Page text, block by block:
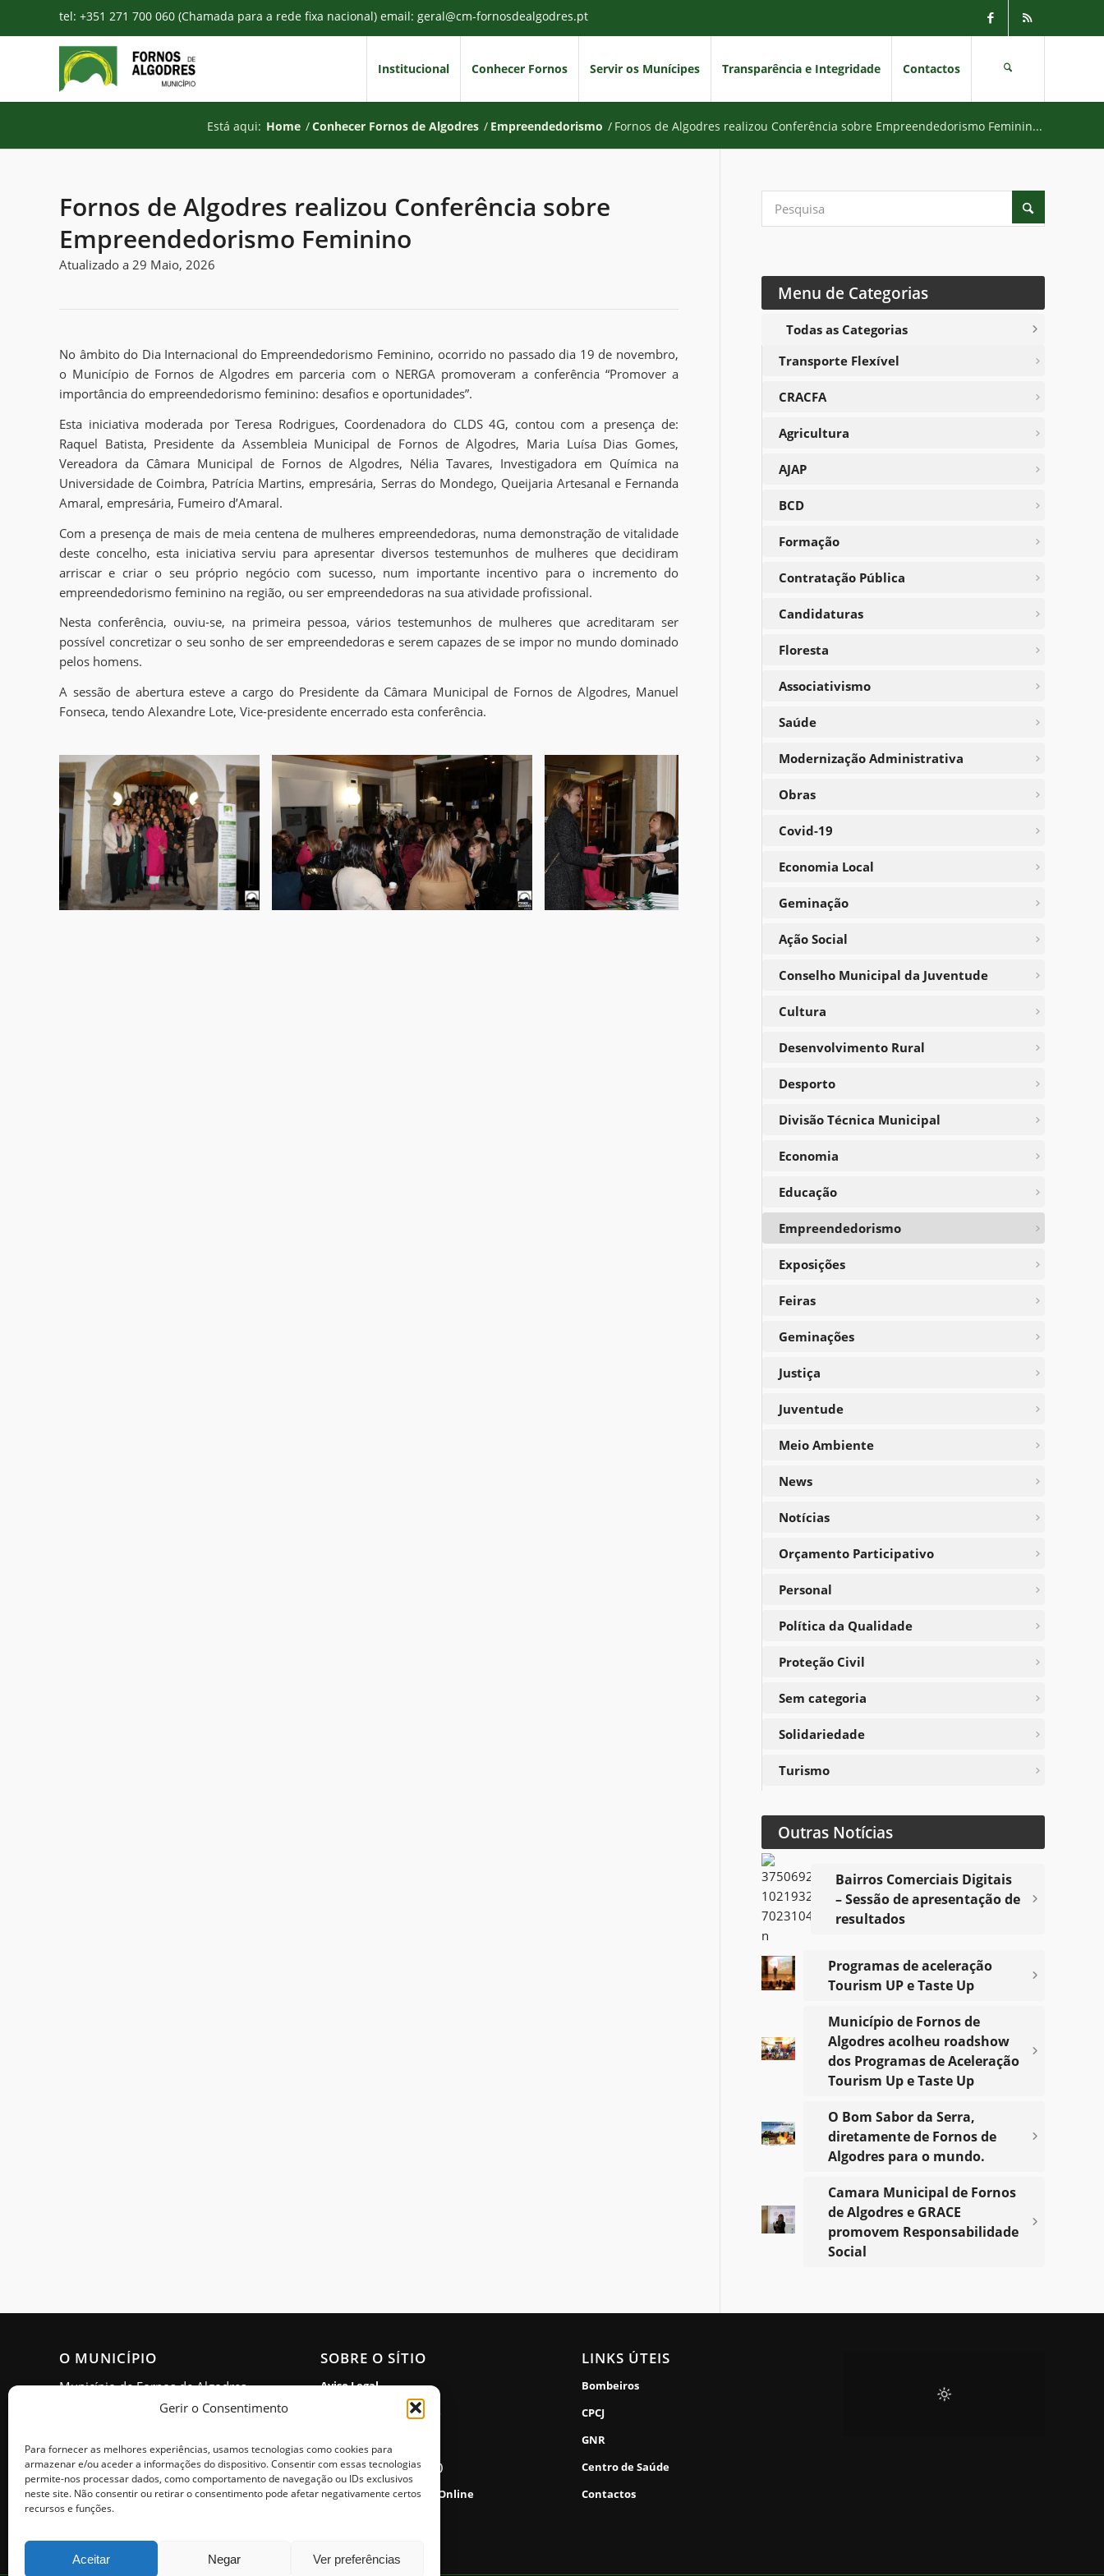
Gerir o Consentimento
Para fornecer as melhores experiências, usamos tecnologias como cookies para
armazenar e/ou aceder a informações do dispositivo. Consentir com essas tecnologias
permite-nos processar dados, como comportamento de navegação ou IDs exclusivos
neste site. Não consentir ou retirar o consentimento pode afetar negativamente certos
recursos e funções.
Aceitar Negar Ver preferências
tel: +351 271 700 060 (Chamada para a rede fixa nacional) email: geral@cm-fornosdealgodres.pt
Institucional Conhecer Fornos Servir os Munícipes Transparência e Integridade Contactos
Está aqui: Home /Conhecer Fornos de Algodres / Empreendedorismo / Fornos de Algodres realizou Conferência sobre Empreendedorismo Feminin...
Fornos de Algodres realizou Conferência sobre
Empreendedorismo Feminino
Atualizado a 29 Maio, 2026
No âmbito do Dia Internacional do Empreendedorismo Feminino, ocorrido no passado dia 19 de novembro,
o Município de Fornos de Algodres em parceria com o NERGA promoveram a conferência “Promover a
importância do empreendedorismo feminino: desafios e oportunidades”.
Esta iniciativa moderada por Teresa Rodrigues, Coordenadora do CLDS 4G, contou com a presença de:
Raquel Batista, Presidente da Assembleia Municipal de Fornos de Algodres, Maria Luísa Dias Gomes,
Vereadora da Câmara Municipal de Fornos de Algodres, Nélia Tavares, Investigadora em Química na
Universidade de Coimbra, Patrícia Martins, empresária, Serras do Mondego, Queijaria Artesanal e Fernanda
Amaral, empresária, Fumeiro d’Amaral.
Com a presença de mais de meia centena de mulheres empreendedoras, numa demonstração de vitalidade
deste concelho, esta iniciativa serviu para apresentar diversos testemunhos de mulheres que decidiram
arriscar e criar o seu próprio negócio com sucesso, num importante incentivo para o incremento do
empreendedorismo feminino na região, ou ser empreendedoras na sua atividade profissional.
Nesta conferência, ouviu-se, na primeira pessoa, vários testemunhos de mulheres que acreditaram ser
possível concretizar o seu sonho de ser empreendedoras e serem capazes de se impor no mundo dominado
pelos homens.
A sessão de abertura esteve a cargo do Presidente da Câmara Municipal de Fornos de Algodres, Manuel
Fonseca, tendo Alexandre Lote, Vice-presidente encerrado esta conferência.
Menu de Categorias
Todas as Categorias
Transporte Flexível
CRACFA
Agricultura
AJAP
BCD
Formação
Contratação Pública
Candidaturas
Floresta
Associativismo
Saúde
Modernização Administrativa
Obras
Covid-19
Economia Local
Geminação
Ação Social
Conselho Municipal da Juventude
Cultura
Desenvolvimento Rural
Desporto
Divisão Técnica Municipal
Economia
Educação
Empreendedorismo
Exposições
Feiras
Geminações
Justiça
Juventude
Meio Ambiente
News
Notícias
Orçamento Participativo
Personal
Política da Qualidade
Proteção Civil
Sem categoria
Solidariedade
Turismo
Outras Notícias
Bairros Comerciais Digitais
– Sessão de apresentação de
resultados
Programas de aceleração
Tourism UP e Taste Up
Município de Fornos de
Algodres acolheu roadshow
dos Programas de Aceleração
Tourism Up e Taste Up
O Bom Sabor da Serra,
diretamente de Fornos de
Algodres para o mundo.
Camara Municipal de Fornos
de Algodres e GRACE
promovem Responsabilidade
Social
O MUNICÍPIO
Município de Fornos de Algodres
Morada: Estrada Nacional 16,
Algodres
Horário de Atendimento: Segunda
a sexta - 9h00 às 17h00
SOBRE O SÍTIO
Aviso Legal
Política de Privacidade
Política de Cookies (UE)
Livro de Reclamações Online
LINKS ÚTEIS
Bombeiros
CPCJ
GNR
Centro de Saúde
Contactos